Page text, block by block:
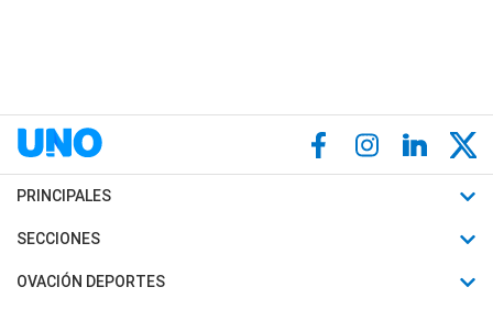
PRINCIPALES
Últimas Noticias
Política
SECCIONES
Horóscopo
OVACIÓN DEPORTES